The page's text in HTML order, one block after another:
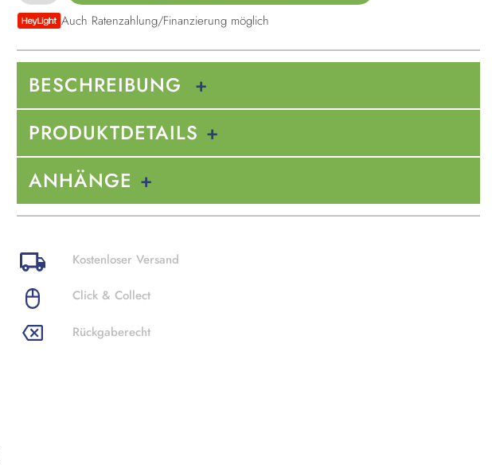
Auch Ratenzahlung/Finanzierung möglich
BESCHREIBUNG
PRODUKTDETAILS
ANHÄNGE
Kostenloser Versand
Click & Collect
Rückgaberecht